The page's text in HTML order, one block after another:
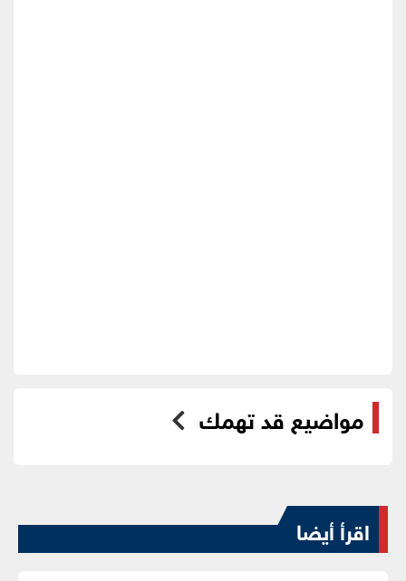
مواضيع قد تهمك
اقرأ أيضا